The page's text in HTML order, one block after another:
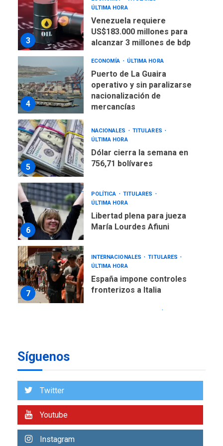
3
ÚLTIMA HORA
Venezuela requiere
US$183.000 millones para
alcanzar 3 millones de bdp
4
ECONOMÍA ÚLTIMA HORA
Puerto de La Guaira
operativo y sin paralizarse
nacionalización de
mercancías
5
NACIONALES
TITULARES
ÚLTIMA HORA
Dólar cierra la semana en
756,71 bolívares
6
POLÍTICA
TITULARES
ÚLTIMA HORA
Libertad plena para jueza
María Lourdes Afiuni
7
INTERNACIONALES
TITULARES
ÚLTIMA HORA
España impone controles
fronterizos a Italia
1
2
en Nueva Esparta consolida
insular
Síguenos
Twitter
Youtube
Instagram